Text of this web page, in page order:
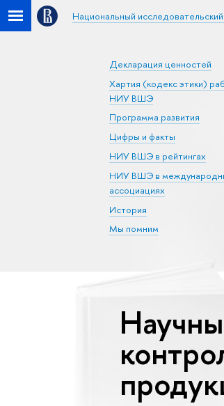
Национальный
Декларация ценностей
Хартия (кодекс этики)
НИУ ВШЭ
Программа развития
Цифры и факты
НИУ ВШЭ в рейтингах
НИУ ВШЭ в
ассоциациях
История
Мы помним